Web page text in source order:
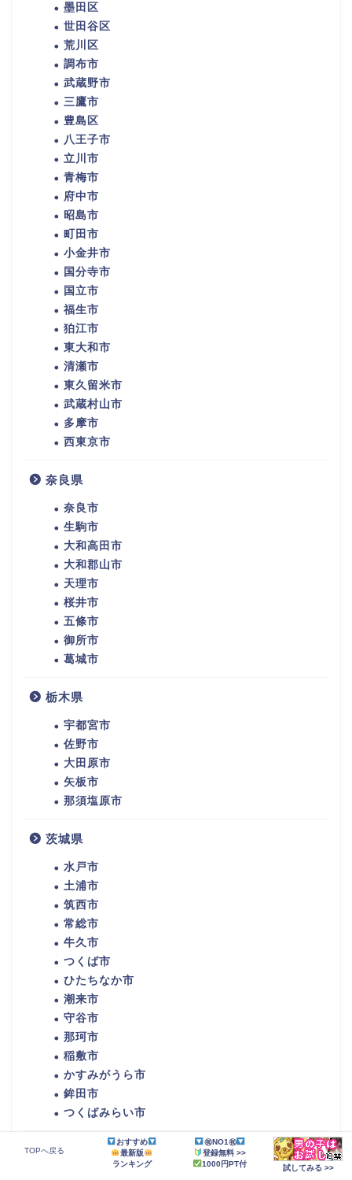
墨田区
世田谷区
荒川区
調布市
武蔵野市
三鷹市
豊島区
八王子市
立川市
青梅市
府中市
昭島市
町田市
小金井市
国分寺市
国立市
福生市
狛江市
東大和市
清瀬市
東久留米市
武蔵村山市
多摩市
西東京市
奈良県
奈良市
生駒市
大和高田市
大和郡山市
天理市
桜井市
五條市
御所市
葛城市
栃木県
宇都宮市
佐野市
大田原市
矢板市
那須塩原市
茨城県
水戸市
土浦市
筑西市
常総市
牛久市
つくば市
ひたちなか市
潮来市
守谷市
那珂市
稲敷市
かすみがうら市
鉾田市
つくばみらい市
三重県
TOPへ戻る
おすすめ
最新版
ランキング
㊗NO1㊗
登録無料 >>
1000円PT付
試してみる >>